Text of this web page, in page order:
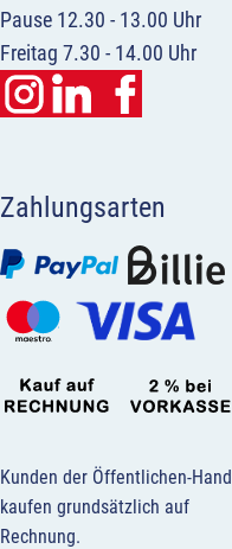
Pause 12.30 - 13.00 Uhr
Freitag 7.30 - 14.00 Uhr
Zahlungsarten
Kunden der Öffentlichen-Hand
kaufen grundsätzlich auf
Rechnung.